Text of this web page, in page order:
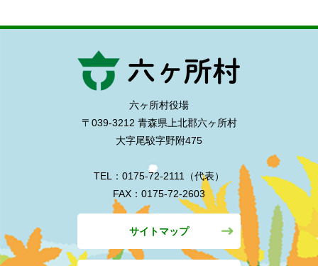
六ヶ所村役場
〒039-3212 青森県上北郡六ヶ所村
大字尾駮字野附475
TEL：0175-72-2111（代表）
FAX：0175-72-2603
サイトマップ